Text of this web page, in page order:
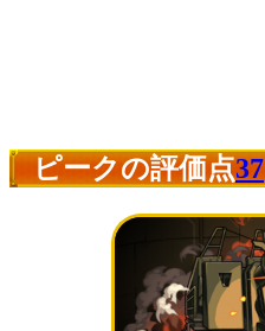
ピークの評価点37